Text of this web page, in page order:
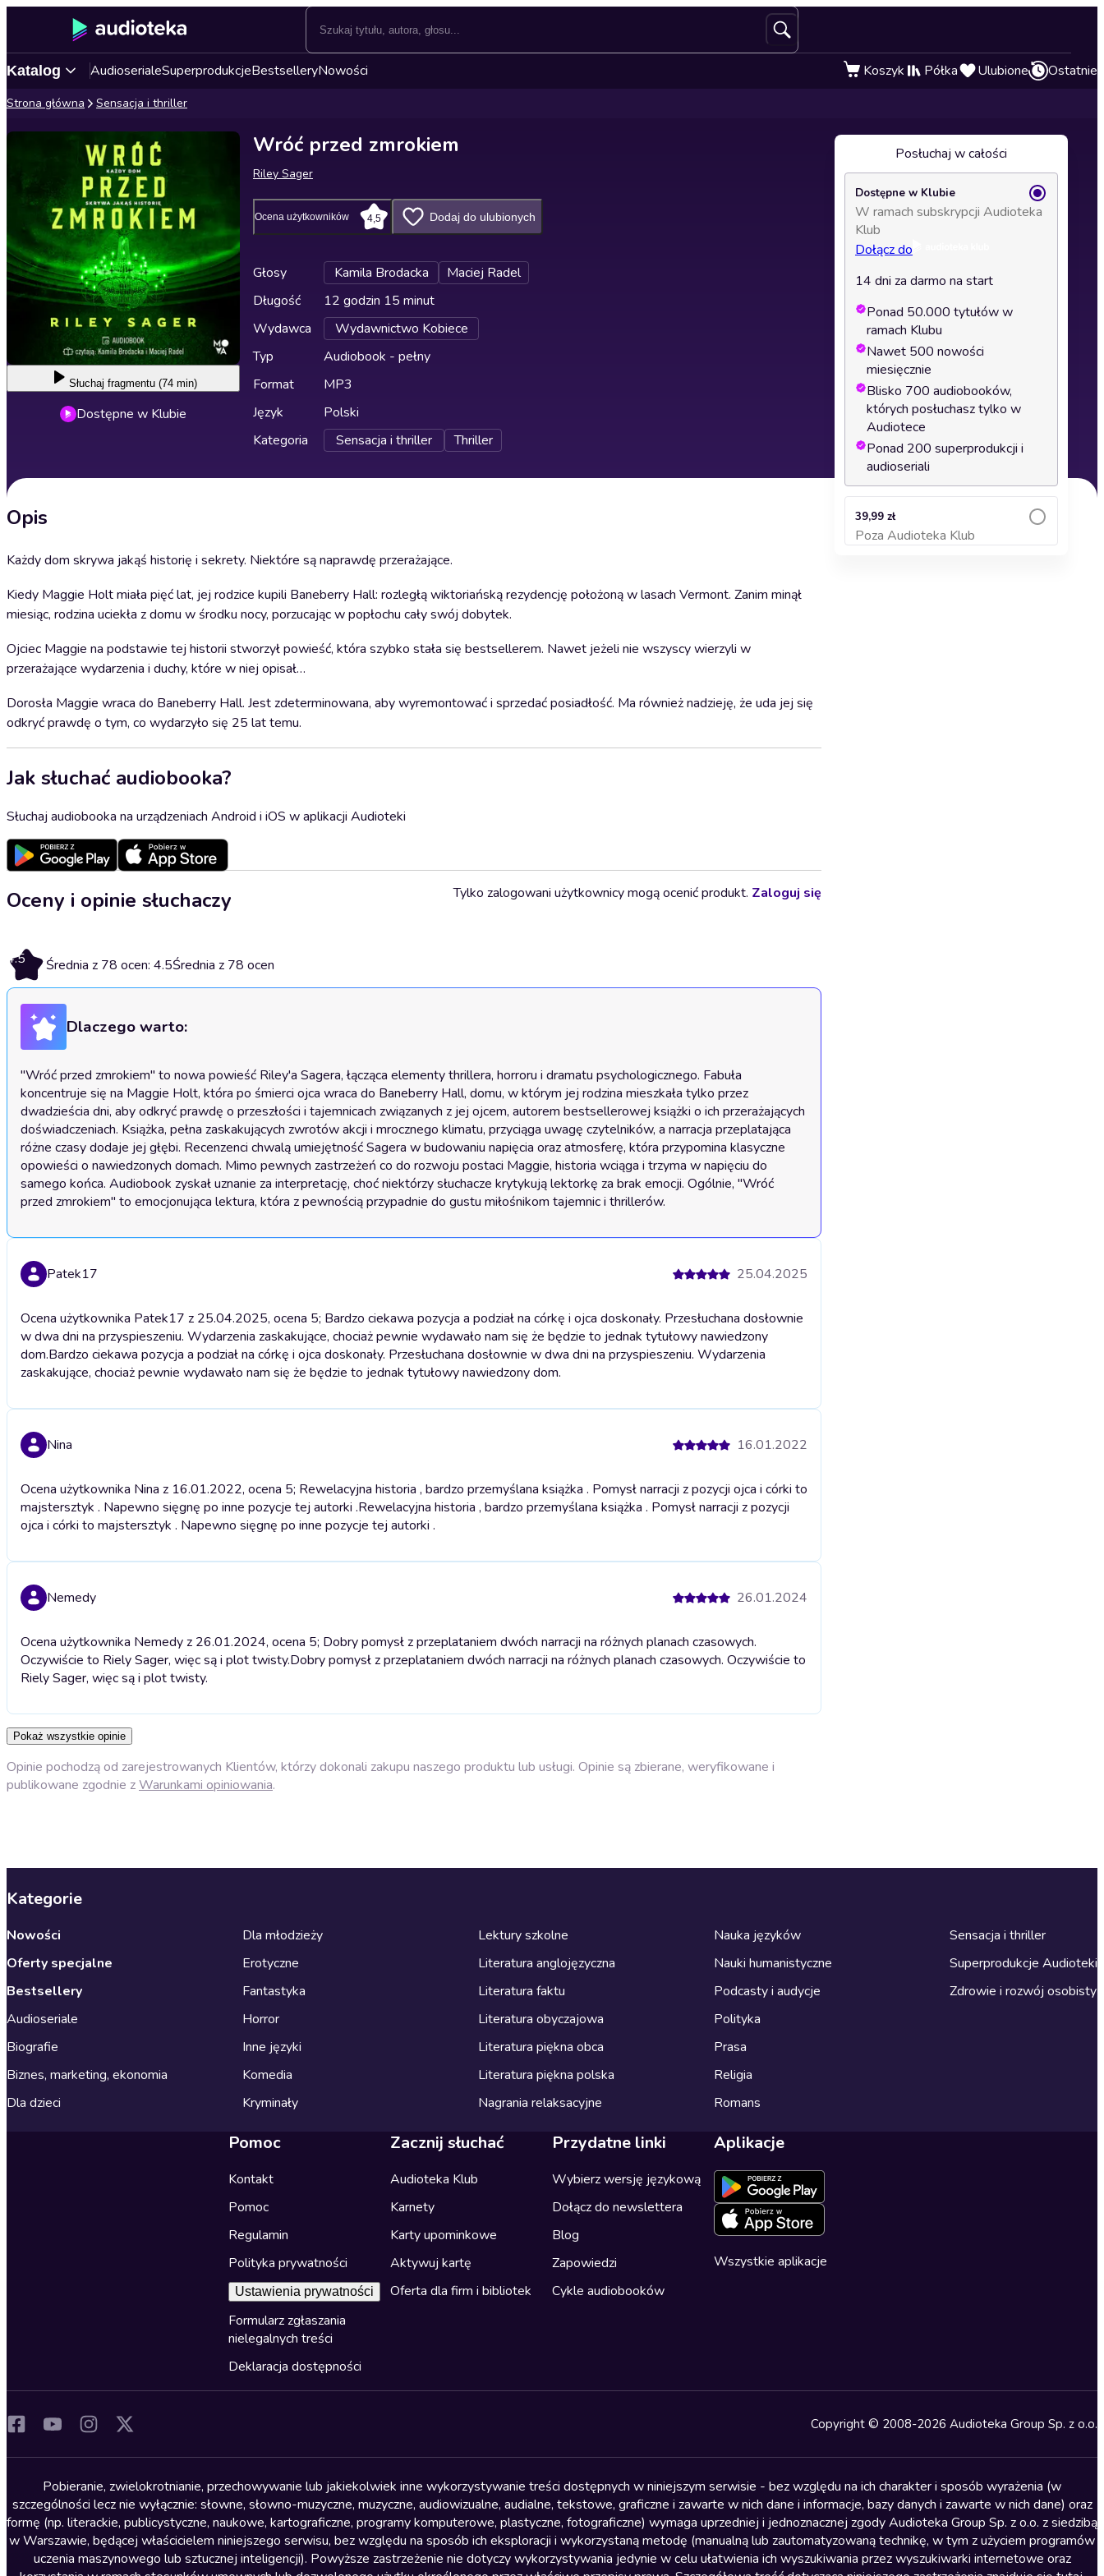
Katalog AudioserialeSuperprodukcjeBestselleryNowości Koszyk Półka Ulubione Ostatnie
Strona główna Sensacja i thriller
Słuchaj fragmentu (74 min)
Dostępne w Klubie
Wróć przed zmrokiem
Riley Sager
Ocena użytkowników 4,5 Dodaj do ulubionych
Głosy Kamila Brodacka
Maciej Radel
Długość
12 godzin 15 minut
Wydawca
Wydawnictwo Kobiece
Typ
Audiobook - pełny
Format
MP3
Język
Polski
Kategoria
Sensacja i thriller Thriller
Opis
Każdy dom skrywa jakąś historię i sekrety. Niektóre są naprawdę przerażające.
Kiedy Maggie Holt miała pięć lat, jej rodzice kupili Baneberry Hall: rozległą wiktoriańską rezydencję położoną w lasach Vermont. Zanim minął
miesiąc, rodzina uciekła z domu w środku nocy, porzucając w popłochu cały swój dobytek.
Ojciec Maggie na podstawie tej historii stworzył powieść, która szybko stała się bestsellerem. Nawet jeżeli nie wszyscy wierzyli w
przerażające wydarzenia i duchy, które w niej opisał…
Dorosła Maggie wraca do Baneberry Hall. Jest zdeterminowana, aby wyremontować i sprzedać posiadłość. Ma również nadzieję, że uda jej się
odkryć prawdę o tym, co wydarzyło się 25 lat temu.
Jak słuchać audiobooka?
Słuchaj audiobooka na urządzeniach Android i iOS w aplikacji Audioteki
Oceny i opinie słuchaczy
4.5 Średnia z 78 ocen: 4.5Średnia z 78 ocen
Tylko zalogowani użytkownicy mogą ocenić produkt. Zaloguj się
Dlaczego warto:
"Wróć przed zmrokiem" to nowa powieść Riley'a Sagera, łącząca elementy thrillera, horroru i dramatu psychologicznego. Fabuła
koncentruje się na Maggie Holt, która po śmierci ojca wraca do Baneberry Hall, domu, w którym jej rodzina mieszkała tylko przez
dwadzieścia dni, aby odkryć prawdę o przeszłości i tajemnicach związanych z jej ojcem, autorem bestsellerowej książki o ich przerażających
doświadczeniach. Książka, pełna zaskakujących zwrotów akcji i mrocznego klimatu, przyciąga uwagę czytelników, a narracja przeplatająca
różne czasy dodaje jej głębi. Recenzenci chwalą umiejętność Sagera w budowaniu napięcia oraz atmosferę, która przypomina klasyczne
opowieści o nawiedzonych domach. Mimo pewnych zastrzeżeń co do rozwoju postaci Maggie, historia wciąga i trzyma w napięciu do
samego końca. Audiobook zyskał uznanie za interpretację, choć niektórzy słuchacze krytykują lektorkę za brak emocji. Ogólnie, "Wróć
przed zmrokiem" to emocjonująca lektura, która z pewnością przypadnie do gustu miłośnikom tajemnic i thrillerów.
Patek17 25.04.2025
Ocena użytkownika Patek17 z 25.04.2025, ocena 5; Bardzo ciekawa pozycja a podział na córkę i ojca doskonały. Przesłuchana dosłownie
w dwa dni na przyspieszeniu. Wydarzenia zaskakujące, chociaż pewnie wydawało nam się że będzie to jednak tytułowy nawiedzony
dom.Bardzo ciekawa pozycja a podział na córkę i ojca doskonały. Przesłuchana dosłownie w dwa dni na przyspieszeniu. Wydarzenia
zaskakujące, chociaż pewnie wydawało nam się że będzie to jednak tytułowy nawiedzony dom.
Nina 16.01.2022
Ocena użytkownika Nina z 16.01.2022, ocena 5; Rewelacyjna historia , bardzo przemyślana książka . Pomysł narracji z pozycji ojca i córki to
majstersztyk . Napewno sięgnę po inne pozycje tej autorki .Rewelacyjna historia , bardzo przemyślana książka . Pomysł narracji z pozycji
ojca i córki to majstersztyk . Napewno sięgnę po inne pozycje tej autorki .
Nemedy 26.01.2024
Ocena użytkownika Nemedy z 26.01.2024, ocena 5; Dobry pomysł z przeplataniem dwóch narracji na różnych planach czasowych.
Oczywiście to Riely Sager, więc są i plot twisty.Dobry pomysł z przeplataniem dwóch narracji na różnych planach czasowych. Oczywiście to
Riely Sager, więc są i plot twisty.
Pokaż wszystkie opinie
Opinie pochodzą od zarejestrowanych Klientów, którzy dokonali zakupu naszego produktu lub usługi. Opinie są zbierane, weryfikowane i
publikowane zgodnie zWarunkami opiniowania.
Posłuchaj w całości
Dostępne w Klubie
W ramach subskrypcji Audioteka
Klub
Dołącz do
14 dni za darmo na start
Ponad 50.000 tytułów w
ramach Klubu
Nawet 500 nowości
miesięcznie
Blisko 700 audiobooków,
których posłuchasz tylko w
Audiotece
Ponad 200 superprodukcji i
audioseriali
39,99 zł
Poza Audioteka Klub
Dodaj do koszyka
Kategorie
Nowości
Oferty specjalne
Bestsellery
Audioseriale
Biografie
Biznes, marketing, ekonomia
Dla dzieci
Dla młodzieży
Erotyczne
Fantastyka
Horror
Inne języki
Komedia
Kryminały
Lektury szkolne
Literatura anglojęzyczna
Literatura faktu
Literatura obyczajowa
Literatura piękna obca
Literatura piękna polska
Nagrania relaksacyjne
Nauka języków
Nauki humanistyczne
Podcasty i audycje
Polityka
Prasa
Religia
Romans
Sensacja i thriller
Superprodukcje Audioteki
Zdrowie i rozwój osobisty
Pomoc
Kontakt
Pomoc
Regulamin
Polityka prywatności
Ustawienia prywatności
Formularz zgłaszania
nielegalnych treści
Deklaracja dostępności
Zacznij słuchać
Audioteka Klub
Karnety
Karty upominkowe
Aktywuj kartę
Oferta dla firm i bibliotek
Przydatne linki
Wybierz wersję językową
Dołącz do newslettera
Blog
Zapowiedzi
Cykle audiobooków
Aplikacje
Wszystkie aplikacje
Copyright © 2008-2026 Audioteka Group Sp. z o.o.
Pobieranie, zwielokrotnianie, przechowywanie lub jakiekolwiek inne wykorzystywanie treści dostępnych w niniejszym serwisie - bez względu na ich charakter i sposób wyrażenia (w
szczególności lecz nie wyłącznie: słowne, słowno-muzyczne, muzyczne, audiowizualne, audialne, tekstowe, graficzne i zawarte w nich dane i informacje, bazy danych i zawarte w nich dane) oraz
formę (np. literackie, publicystyczne, naukowe, kartograficzne, programy komputerowe, plastyczne, fotograficzne) wymaga uprzedniej i jednoznacznej zgody Audioteka Group Sp. z o.o. z siedzibą
w Warszawie, będącej właścicielem niniejszego serwisu, bez względu na sposób ich eksploracji i wykorzystaną metodę (manualną lub zautomatyzowaną technikę, w tym z użyciem programów
uczenia maszynowego lub sztucznej inteligencji). Powyższe zastrzeżenie nie dotyczy wykorzystywania jedynie w celu ułatwienia ich wyszukiwania przez wyszukiwarki internetowe oraz